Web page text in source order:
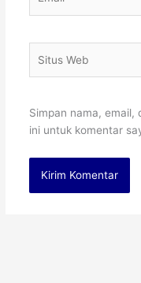
Web
Simpan nama, email,
ini untuk komentar